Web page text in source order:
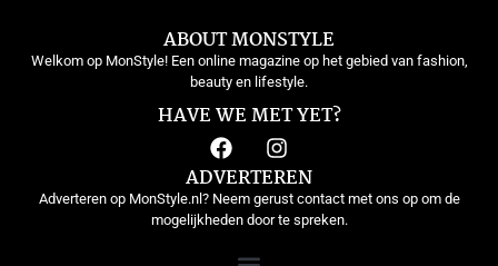
ABOUT MONSTYLE
Welkom op MonStyle! Een online magazine op het gebied van fashion,
beauty en lifestyle.
HAVE WE MET YET?
ADVERTEREN
Adverteren op MonStyle.nl? Neem gerust contact met ons op om de
mogelijkheden door te spreken.